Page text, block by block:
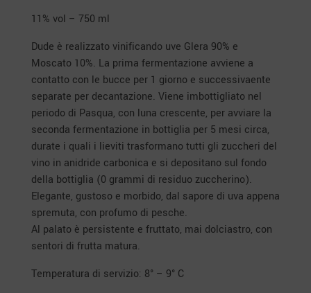
11% vol – 750 ml
Dude è realizzato vinificando uve Glera 90% e
Moscato 10%. La prima fermentazione avviene a
contatto con le bucce per 1 giorno e successivaente
separate per decantazione. Viene imbottigliato nel
periodo di Pasqua, con luna crescente, per avviare la
seconda fermentazione in bottiglia per 5 mesi circa,
durate i quali i lieviti trasformano tutti gli zuccheri del
vino in anidride carbonica e si depositano sul fondo
della bottiglia (0 grammi di residuo zuccherino).
Elegante, gustoso e morbido, dal sapore di uva appena
spremuta, con profumo di pesche.
Al palato è persistente e fruttato, mai dolciastro, con
sentori di frutta matura.
Temperatura di servizio: 8° – 9° C